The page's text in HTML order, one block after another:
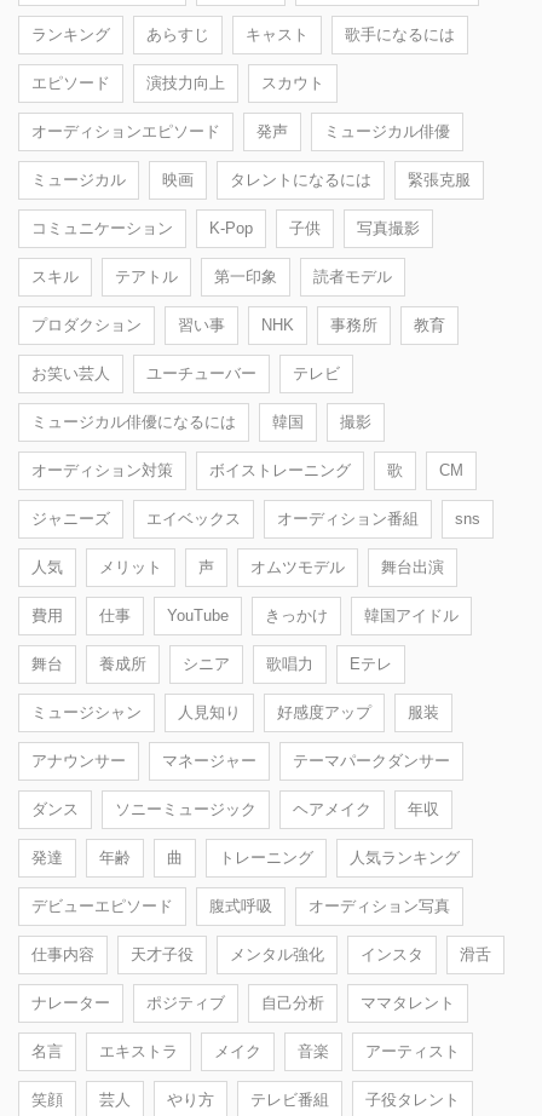
ランキング あらすじ キャスト 歌手になるには
エピソード 演技力向上 スカウト
オーディションエピソード 発声 ミュージカル俳優
ミュージカル 映画 タレントになるには 緊張克服
コミュニケーション K-Pop 子供 写真撮影
スキル テアトル 第一印象 読者モデル
プロダクション 習い事 NHK 事務所 教育
お笑い芸人 ユーチューバー テレビ
ミュージカル俳優になるには 韓国 撮影
オーディション対策 ボイストレーニング 歌 CM
ジャニーズ エイベックス オーディション番組 sns
人気 メリット 声 オムツモデル 舞台出演
費用 仕事 YouTube きっかけ 韓国アイドル
舞台 養成所 シニア 歌唱力 Eテレ
ミュージシャン 人見知り 好感度アップ 服装
アナウンサー マネージャー テーマパークダンサー
ダンス ソニーミュージック ヘアメイク 年収
発達 年齢 曲 トレーニング 人気ランキング
デビューエピソード 腹式呼吸 オーディション写真
仕事内容 天才子役 メンタル強化 インスタ 滑舌
ナレーター ポジティブ 自己分析 ママタレント
名言 エキストラ メイク 音楽 アーティスト
笑顔 芸人 やり方 テレビ番組 子役タレント